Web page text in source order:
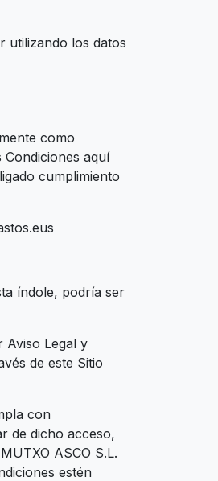
utilizando los datos
como
aquí
cumplimiento
índole, podría ser
Aviso Legal y
de este Sitio
con
de dicho acceso,
ASCO S.L.
estén